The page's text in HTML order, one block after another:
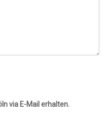
via E-Mail erhalten.